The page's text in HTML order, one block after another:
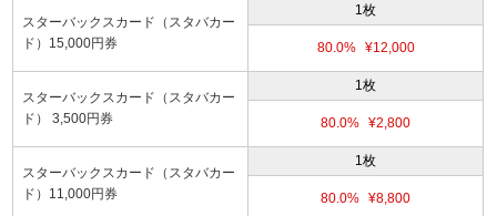
スターバックスカード（スタバカー
ド）15,000円券
1枚
80.0% ¥12,000
スターバックスカード（スタバカー
ド） 3,500円券
1枚
80.0% ¥2,800
スターバックスカード（スタバカー
ド）11,000円券
1枚
80.0% ¥8,800